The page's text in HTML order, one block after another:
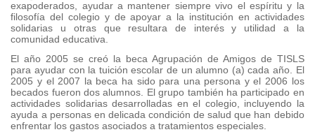
exapoderados, ayudar a mantener siempre vivo el espíritu y la
filosofía del colegio y de apoyar a la institución en actividades
solidarias u otras que resultara de interés y utilidad a la
comunidad educativa.
El año 2005 se creó la beca Agrupación de Amigos de TISLS
para ayudar con la tuición escolar de un alumno (a) cada año. El
2005 y el 2007 la beca ha sido para una persona y el 2006 los
becados fueron dos alumnos. El grupo también ha participado en
actividades solidarias desarrolladas en el colegio, incluyendo la
ayuda a personas en delicada condición de salud que han debido
enfrentar los gastos asociados a tratamientos especiales.